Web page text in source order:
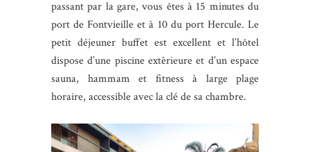
passant par la gare, vous êtes à 15 minutes du
port de Fontvieille et à 10 du port Hercule. Le
petit déjeuner buffet est excellent et l’hôtel
dispose d’une piscine extèrieure et d’un espace
sauna, hammam et fitness à large plage
horaire, accessible avec la clé de sa chambre.